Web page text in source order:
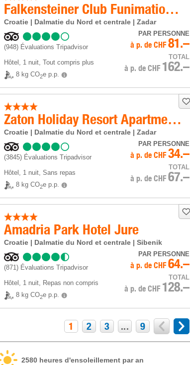
Falkensteiner Club Funimation Borik
Croatie | Dalmatie du Nord et centrale | Zadar
(948) Évaluations Tripadvisor
Hôtel , 1 nuit, Tout compris plus
8 kg CO2e p.p.
PAR PERSONNE
à p. de CHF 81.–
TOTAL
à p. de CHF 162.–
Zaton Holiday Resort Apartments
Croatie | Dalmatie du Nord et centrale | Zadar
(3845) Évaluations Tripadvisor
Hôtel , 1 nuit, Sans repas
8 kg CO2e p.p.
PAR PERSONNE
à p. de CHF 34.–
TOTAL
à p. de CHF 67.–
Amadria Park Hotel Jure
Croatie | Dalmatie du Nord et centrale | Sibenik
(871) Évaluations Tripadvisor
Hôtel , 1 nuit, Repas non compris
8 kg CO2e p.p.
PAR PERSONNE
à p. de CHF 64.–
TOTAL
à p. de CHF 128.–
1 2 3 ... 9
2580 heures d'ensoleillement par an